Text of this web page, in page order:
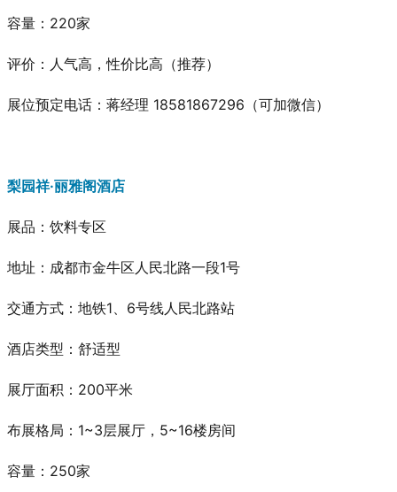
容量：220家
评价：人气高，性价比高 （推荐）
展位预定电话：蒋经理 18581867296（可加微信）
梨园祥·丽雅阁酒店
展品 ：饮料专区
地址：成都市金牛区人民北路一段1号
交通方式：地铁1、6号线人民北路站
酒店类型：舒适型
展厅面积：200平米
布展格局：1~3层展厅，5~16楼房间
容量：250家